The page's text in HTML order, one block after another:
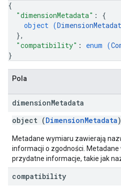
{
"dimensionMetadata" : {
object (
},
"compatibility" : enum (
}
Pola
dimensionMetadata
object (DimensionMetadata)
Metadane wymiaru zawierają
informacji o zgodności.
przydatne informacje, takie jak
compatibility